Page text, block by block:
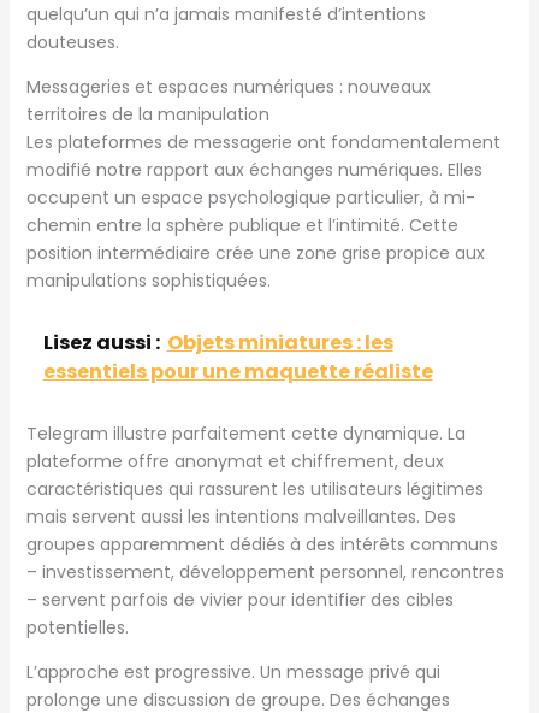
quelqu’un qui n’a jamais manifesté d’intentions
douteuses.
Messageries et espaces numériques : nouveaux
territoires de la manipulation
Les plateformes de messagerie ont fondamentalement
modifié notre rapport aux échanges numériques. Elles
occupent un espace psychologique particulier, à mi-
chemin entre la sphère publique et l’intimité. Cette
position intermédiaire crée une zone grise propice aux
manipulations sophistiquées.
Lisez aussi : Objets miniatures : les
essentiels pour une maquette réaliste
Telegram illustre parfaitement cette dynamique. La
plateforme offre anonymat et chiffrement, deux
caractéristiques qui rassurent les utilisateurs légitimes
mais servent aussi les intentions malveillantes. Des
groupes apparemment dédiés à des intérêts communs
– investissement, développement personnel, rencontres
– servent parfois de vivier pour identifier des cibles
potentielles.
L’approche est progressive. Un message privé qui
prolonge une discussion de groupe. Des échanges